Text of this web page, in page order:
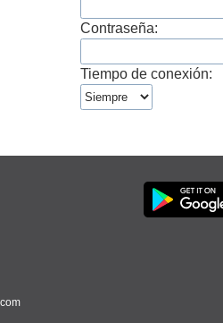
Contraseña:
Tiempo de conexión: